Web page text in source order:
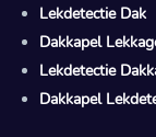
Lekdetectie Dak
Dakkapel
Lekdetectie
Dakkapel